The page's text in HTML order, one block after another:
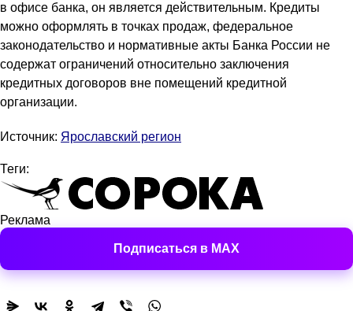
в офисе банка, он является действительным. Кредиты
можно оформлять в точках продаж, федеральное
законодательство и нормативные акты Банка России не
содержат ограничений относительно заключения
кредитных договоров вне помещений кредитной
организации.
Источник: Ярославский регион
Теги:
Реклама
Подписаться в MAX